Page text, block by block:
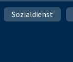
Sozialdienst